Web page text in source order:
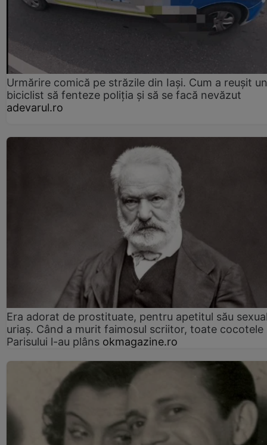
Urmărire comică pe străzile din Iași. Cum a reușit un
biciclist să fenteze poliția și să se facă nevăzut
adevarul.ro
Era adorat de prostituate, pentru apetitul său
uriaș. Când a murit faimosul scriitor, toate cocotele
Parisului l-au plâns okmagazine.ro